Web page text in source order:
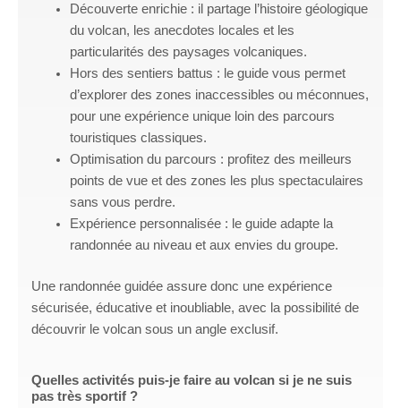
Découverte enrichie : il partage l’histoire géologique
du volcan, les anecdotes locales et les
particularités des paysages volcaniques.
Hors des sentiers battus : le guide vous permet
d’explorer des zones inaccessibles ou méconnues,
pour une expérience unique loin des parcours
touristiques classiques.
Optimisation du parcours : profitez des meilleurs
points de vue et des zones les plus spectaculaires
sans vous perdre.
Expérience personnalisée : le guide adapte la
randonnée au niveau et aux envies du groupe.
Une randonnée guidée assure donc une expérience
sécurisée, éducative et inoubliable, avec la possibilité de
découvrir le volcan sous un angle exclusif.
Quelles activités puis-je faire au volcan si je ne suis
pas très sportif ?